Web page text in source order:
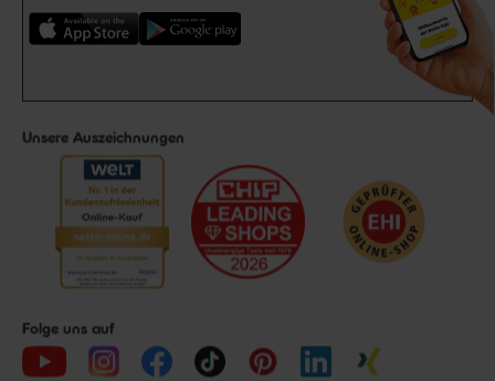
Unsere Auszeichnungen
Folge uns auf